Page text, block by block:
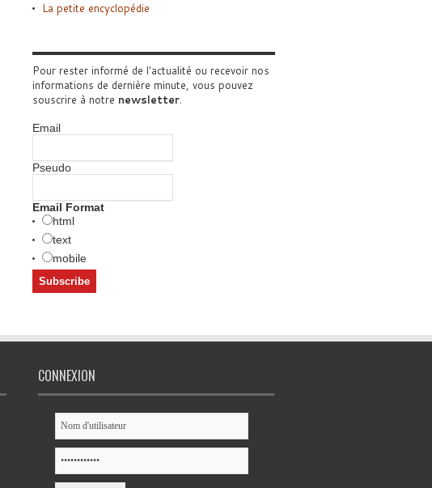
La petite encyclopédie
Pour rester informé de l'actualité ou recevoir nos
informations de dernière minute, vous pouvez
souscrire à notre newsletter.
Email
Pseudo
Email Format
html
text
mobile
CONNEXION